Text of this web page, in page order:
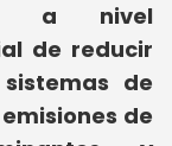
a nivel
de reducir
de
de